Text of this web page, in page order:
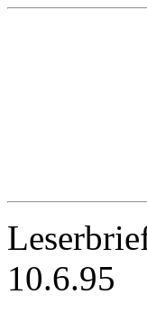
10.6.95